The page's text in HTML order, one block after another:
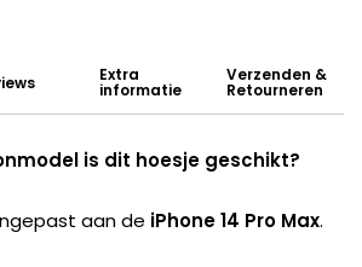
Extra
informatie
Verzenden &
Retourneren
is dit hoesje geschikt?
aan de iPhone 14 Pro Max.